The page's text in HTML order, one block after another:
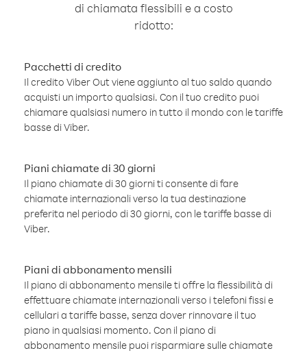
di chiamata flessibili e a costo
ridotto:
Pacchetti di credito
Il credito Viber Out viene aggiunto al tuo saldo quando
acquisti un importo qualsiasi. Con il tuo credito puoi
chiamare qualsiasi numero in tutto il mondo con le tariffe
basse di Viber.
Piani chiamate di 30 giorni
Il piano chiamate di 30 giorni ti consente di fare
chiamate internazionali verso la tua destinazione
preferita nel periodo di 30 giorni, con le tariffe basse di
Viber.
Piani di abbonamento mensili
Il piano di abbonamento mensile ti offre la flessibilità di
effettuare chiamate internazionali verso i telefoni fissi e
cellulari a tariffe basse, senza dover rinnovare il tuo
piano in qualsiasi momento. Con il piano di
abbonamento mensile puoi risparmiare sulle chiamate